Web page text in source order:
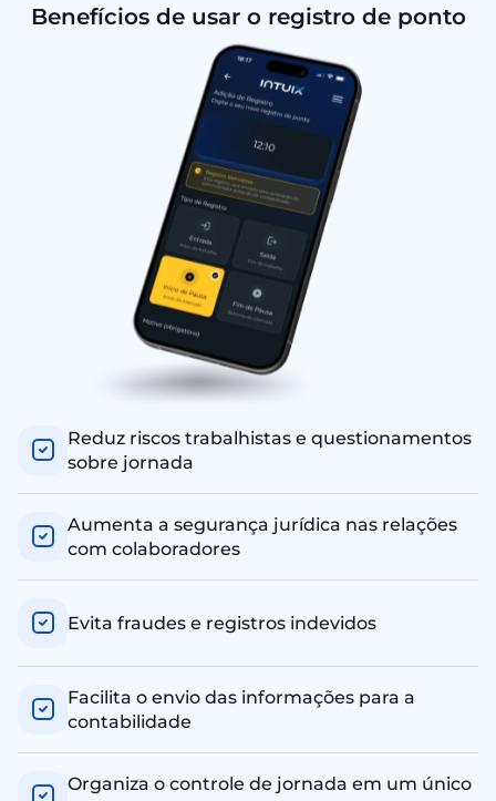
Benefícios de usar o registro de ponto
Reduz riscos trabalhistas e questionamentos
sobre jornada
Aumenta a segurança jurídica nas relações
com colaboradores
Evita fraudes e registros indevidos
Facilita o envio das informações para a
contabilidade
Organiza o controle de jornada em um único